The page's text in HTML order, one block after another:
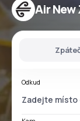
Air
Odkud